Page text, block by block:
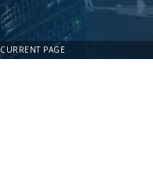
CURRENT PAGE